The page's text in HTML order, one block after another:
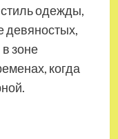
одежды,
девяностых,
зоне
когда